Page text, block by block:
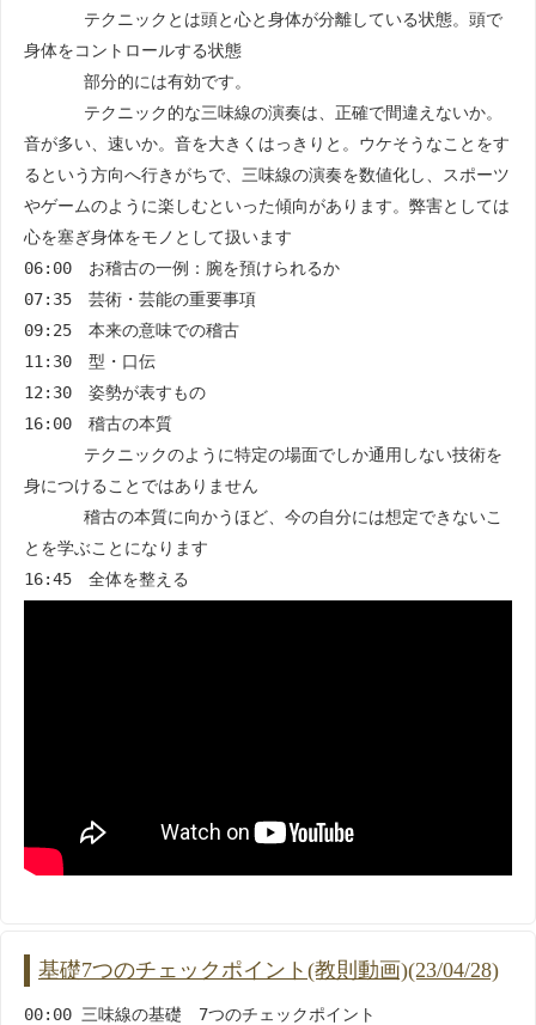
テクニックとは頭と心と身体が分離している状態。頭で
身体をコントロールする状態
部分的には有効です。
テクニック的な三味線の演奏は、正確で間違えないか。
音が多い、速いか。音を大きくはっきりと。ウケそうなことをす
るという方向へ行きがちで、三味線の演奏を数値化し、スポーツ
やゲームのように楽しむといった傾向があります。弊害としては
心を塞ぎ身体をモノとして扱います
06:00 お稽古の一例：腕を預けられるか
07:35 芸術・芸能の重要事項
09:25 本来の意味での稽古
11:30 型・口伝
12:30 姿勢が表すもの
16:00 稽古の本質
テクニックのように特定の場面でしか通用しない技術を
身につけることではありません
稽古の本質に向かうほど、今の自分には想定できないこ
とを学ぶことになります
16:45 全体を整える
基礎7つのチェックポイント(教則動画)(23/04/28)
00:00 三味線の基礎 7つのチェックポイント